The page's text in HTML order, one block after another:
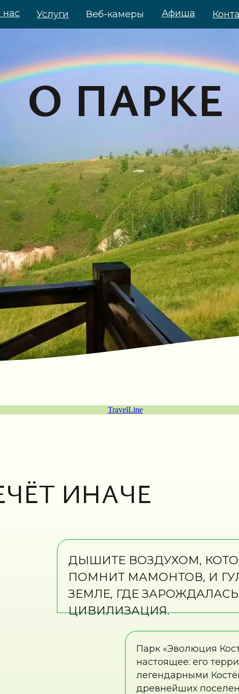
Контакты
Афиша
Веб-камеры
Услуги
О ПАРКЕ
TravelLine
Здесь, среди живописных
обнажениями древних пород,
увидеть реконструкции
историей каменного века и
маршруты древних охотников.
Парк «Эволюция Костёнки»
настоящее: его территория
легендарными Костёновскими
древнейших поселений
ДЫШИТЕ ВОЗДУХОМ, КОТОРЫЙ
ЦИВИЛИЗАЦИЯ.